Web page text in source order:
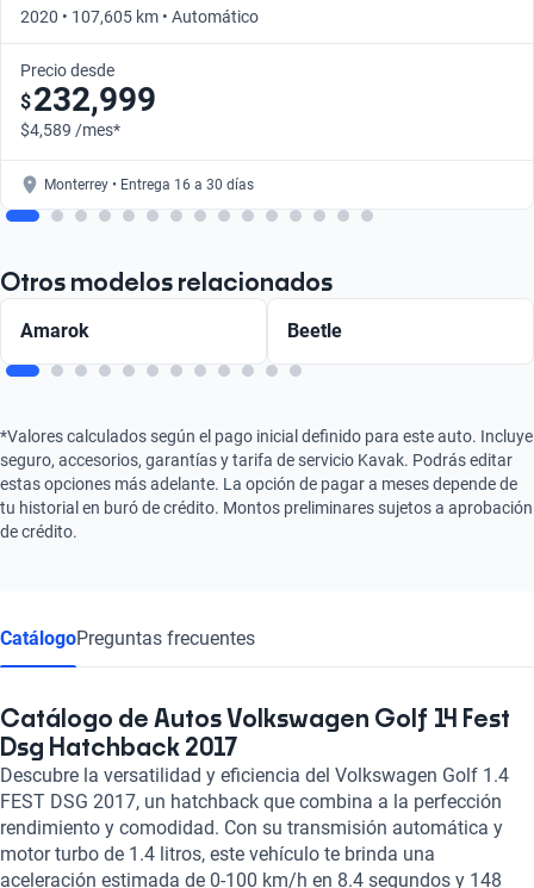
2020 • 107,605 km • Automático
Precio desde
$232,999
$4,589 /mes*
Monterrey • Entrega 16 a 30 días
Otros modelos relacionados
Amarok Beetle
*Valores calculados según el pago inicial definido para este auto. Incluye
seguro, accesorios, garantías y tarifa de servicio Kavak. Podrás editar
estas opciones más adelante. La opción de pagar a meses depende de
tu historial en buró de crédito. Montos preliminares sujetos a aprobación
de crédito.
CatálogoPreguntas frecuentes
Catálogo de Autos Volkswagen Golf 14 Fest
Dsg Hatchback 2017
Descubre la versatilidad y eficiencia del Volkswagen Golf 1.4
FEST DSG 2017, un hatchback que combina a la perfección
rendimiento y comodidad. Con su transmisión automática y
motor turbo de 1.4 litros, este vehículo te brinda una
aceleración estimada de 0-100 km/h en 8.4 segundos y 148